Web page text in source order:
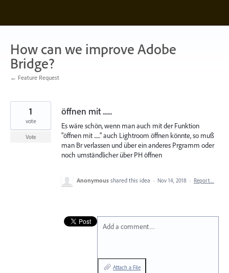
content
How can we improve Adobe
Bridge?
← Feature Request
öffnen mit ......
Es wäre schön, wenn man auch mit der Funktion
"öffnen mit ......" auch Lightroom öffnen könnte, so muß
man Br verlassen und über ein anderes Prgramm oder
noch umständlicher über PH öffnen
1
vote
Vote
Anonymous shared this idea · Nov 14, 2018 · Report…
Add a comment…
Attach a File